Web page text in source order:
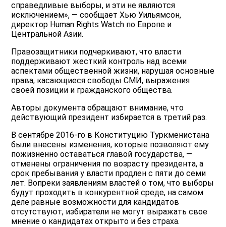
справедливые выборы, и эти не являются
исключением», — сообщает Хью Уильямсон,
директор Human Rights Watch по Европе и
Центральной Азии.
Правозащитники подчеркивают, что власти
поддерживают жесткий контроль над всеми
аспектами общественной жизни, нарушая основные
права, касающиеся свободы СМИ, выражения
своей позиции и гражданского общества.
Авторы документа обращают внимание, что
действующий президент избирается в третий раз.
В сентябре 2016-го в Конституцию Туркменистана
были внесены изменения, которые позволяют ему
пожизненно оставаться главой государства, —
отменены ограничения по возрасту президента, а
срок пребывания у власти продлен с пяти до семи
лет. Вопреки заявлениям властей о том, что выборы
будут проходить в конкурентной среде, на самом
деле равные возможности для кандидатов
отсутствуют, избиратели не могут выражать свое
мнение о кандидатах открыто и без страха.